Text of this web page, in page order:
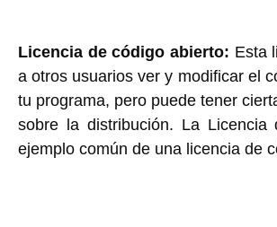
Licencia de código abierto: Esta
a otros usuarios ver y modificar el
tu programa, pero puede tener
sobre la distribución. La Licencia
ejemplo común de una licencia de